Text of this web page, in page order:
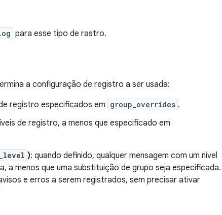
para esse tipo de rastro.
a configuração de registro a ser usada:
registro especificados em group_overrides .
de registro, a menos que especificado em
): quando definido, qualquer mensagem com um nível
a menos que uma substituição de grupo seja especificada.
e erros a serem registrados, sem precisar ativar